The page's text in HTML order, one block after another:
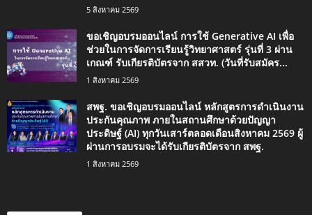
5 สิงหาคม 2569
ขอเชิญอบรมออนไลน์ การใช้ Generative AI เพื่อ
ช่วยในการจัดการเรียนรู้วิทยาศาสตร์ รุ่นที่ 3 ผ่าน
เกณฑ์ รับเกียรติบัตรจาก สสวท. (วันที่รับสมัคร...
1 สิงหาคม 2569
สพฐ. ขอเชิญอบรมออนไลน์ หลักสูตรการดำเนินงาน
ประกันคุณภาพ ภายในสถานศึกษาด้วยปัญญา
ประดิษฐ์ (AI) ทุกวันเสาร์ตลอดเดือนสิงหาคม 2569 ผู้
ผ่านการอบรมจะได้รับเกียรติบัตรจาก สพฐ.
1 สิงหาคม 2569